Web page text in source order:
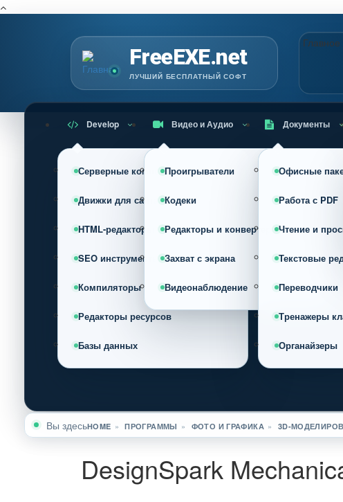
FreeEXE.net
ЛУЧШИЙ БЕСПЛАТНЫЙ СОФТ
Develop
Серверные компоненты
Движки для сайта (CMS)
HTML-редакторы
SEO инструменты
Компиляторы
Редакторы ресурсов
Базы данных
Видео и Аудио
Проигрыватели
Кодеки
Редакторы и конвертеры
Захват с экрана
Видеонаблюдение
Документы
Офисные
Работа с PDF
Чтение и
Текстовые
Переводчики
Тренажеры
Органайзеры
Вы здесьHOME » ПРОГРАММЫ » ФОТО И ГРАФИКА » 3D-
DesignSpark